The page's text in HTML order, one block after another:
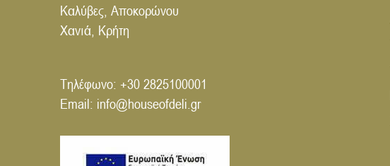
Καλύβες, Αποκορώνου
Χανιά, Κρήτη
Τηλέφωνο: +30 2825100001
Email: info@houseofdeli.gr